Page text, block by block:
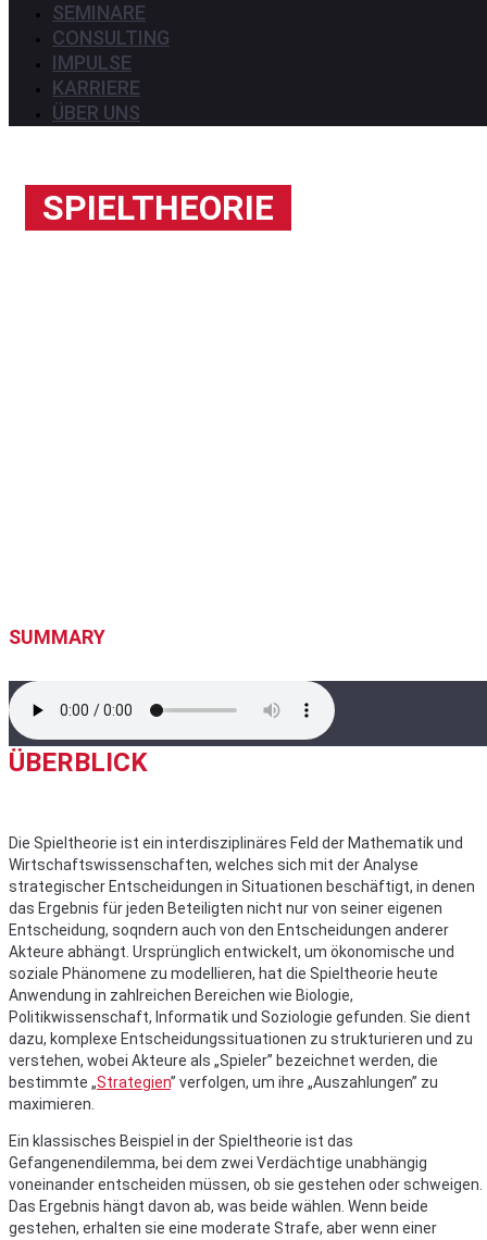
SEMINARE
CONSULTING
IMPULSE
KARRIERE
ÜBER UNS
SPIELTHEORIE
SUMMARY
ÜBERBLICK
Die Spieltheorie ist ein interdisziplinäres Feld der Mathematik und
Wirtschaftswissenschaften, welches sich mit der Analyse
strategischer Entscheidungen in Situationen beschäftigt, in denen
das Ergebnis für jeden Beteiligten nicht nur von seiner eigenen
Entscheidung, soqndern auch von den Entscheidungen anderer
Akteure abhängt. Ursprünglich entwickelt, um ökonomische und
soziale Phänomene zu modellieren, hat die Spieltheorie heute
Anwendung in zahlreichen Bereichen wie Biologie,
Politikwissenschaft, Informatik und Soziologie gefunden. Sie dient
dazu, komplexe Entscheidungssituationen zu strukturieren und zu
verstehen, wobei Akteure als „Spieler” bezeichnet werden, die
bestimmte „Strategien” verfolgen, um ihre „Auszahlungen” zu
maximieren.
Ein klassisches Beispiel in der Spieltheorie ist das
Gefangenendilemma, bei dem zwei Verdächtige unabhängig
voneinander entscheiden müssen, ob sie gestehen oder schweigen.
Das Ergebnis hängt davon ab, was beide wählen. Wenn beide
gestehen, erhalten sie eine moderate Strafe, aber wenn einer